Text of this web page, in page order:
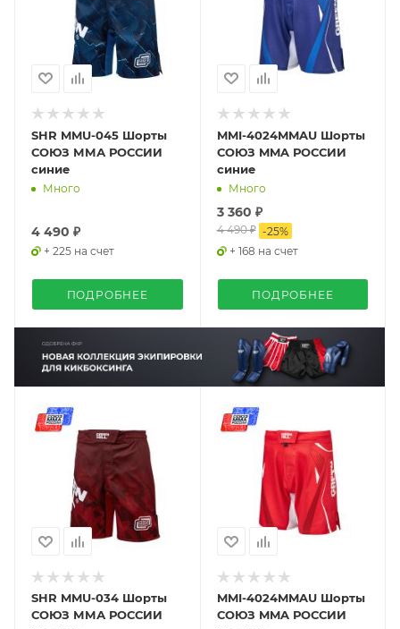
SHR MMU-045 Шорты
СОЮЗ ММА РОССИИ
синие
Много
4 490 ₽
+ 225 на счет
ПОДРОБНЕЕ
MMI-4024MMAU Шорты
СОЮЗ MMA РОССИИ
синие
Много
3 360 ₽
4 490 ₽ -25%
+ 168 на счет
ПОДРОБНЕЕ
SHR MMU-034 Шорты
СОЮЗ ММА РОССИИ
MMI-4024MMAU Шорты
СОЮЗ MMA РОССИИ